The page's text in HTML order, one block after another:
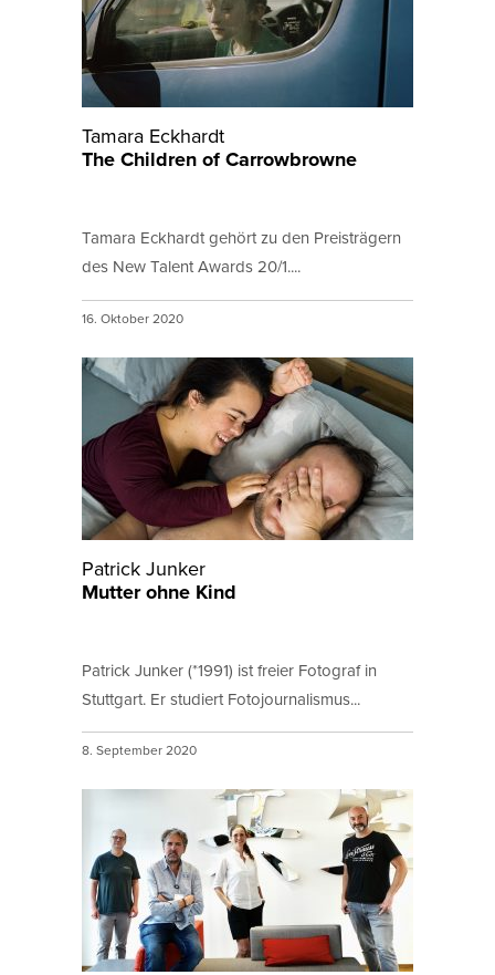
Tamara Eckhardt
The Children of Carrowbrowne
Tamara Eckhardt gehört zu den Preisträgern
des New Talent Awards 20/1....
16. Oktober 2020
Patrick Junker
Mutter ohne Kind
Patrick Junker (*1991) ist freier Fotograf in
Stuttgart. Er studiert Fotojournalismus...
8. September 2020